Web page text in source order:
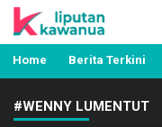
Liputan Kawanua
Berita Manado,
Pemerintahan,
Home Berita Terkini
#WENNY LUMENTUT